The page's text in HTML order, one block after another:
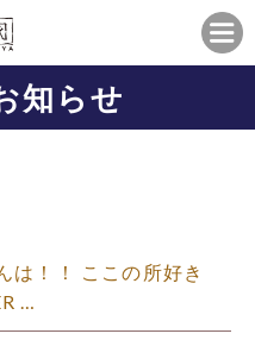
知らせ
は！！ ここの所好き
…